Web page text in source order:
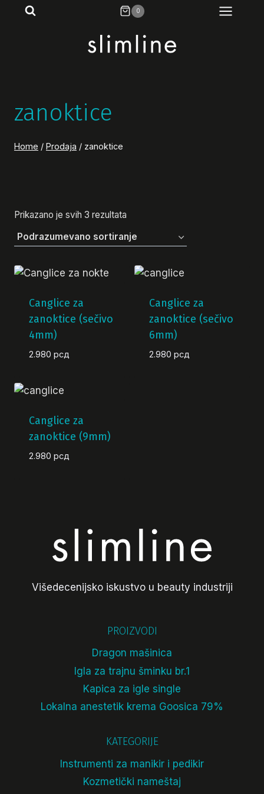
0
zanoktice
Home / Prodaja / zanoktice
Prikazano je svih 3 rezultata
Canglice za
zanoktice (sečivo
4mm)
2.980 рсд
Canglice za
zanoktice (sečivo
6mm)
2.980 рсд
Canglice za
zanoktice (9mm)
2.980 рсд
Višedecenijsko iskustvo u beauty industriji
PROIZVODI
Dragon mašinica
Igla za trajnu šminku br.1
Kapica za igle single
Lokalna anestetik krema Goosica 79%
KATEGORIJE
Instrumenti za manikir i pedikir
Kozmetički nameštaj